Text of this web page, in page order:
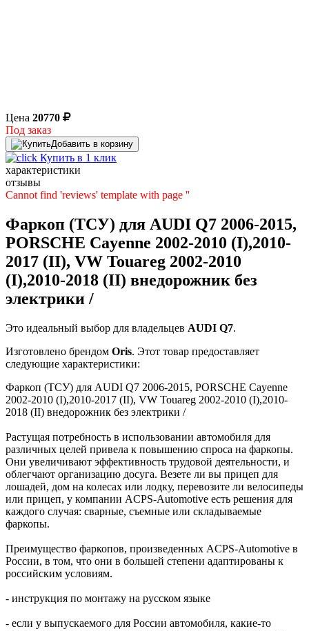
Цена 20770
Под заказ
Добавить в корзину
Купить в 1 клик
характеристики
отзывы
Cannot find 'reviews' template with page ''
Фаркоп (ТСУ) для AUDI Q7 2006-2015,
PORSCHE Cayenne 2002-2010 (I),2010-
2017 (II), VW Touareg 2002-2010
(I),2010-2018 (II) внедорожник без
электрики /
Это идеальный выбор для владельцев AUDI Q7.
Изготовлено брендом Oris. Этот товар предоставляет
следующие характеристики:
Фаркоп (ТСУ) для AUDI Q7 2006-2015, PORSCHE Cayenne
2002-2010 (I),2010-2017 (II), VW Touareg 2002-2010 (I),2010-
2018 (II) внедорожник без электрики /
Растущая потребность в использовании автомобиля для
различных целей привела к повышению спроса на фаркопы.
Они увеличивают эффективность трудовой деятельности, и
облегчают организацию досуга. Везете ли вы прицеп для
лошадей, дом на колесах или лодку, перевозите ли велосипеды
или прицеп, у компании ACPS-Automotive есть решения для
каждого случая: сварные, съемные или складываемые
фаркопы.
Преимущество фаркопов, произведенных ACPS-Automotive в
России, в том, что они в большей степени адаптированы к
российским условиям.
- инструкция по монтажу на русском языке
- если у выпускаемого для России автомобиля, какие-то